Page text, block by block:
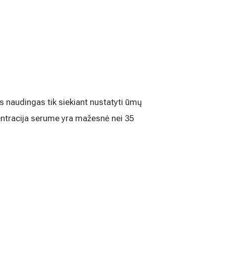
naudingas tik siekiant nustatyti ūmų
serume yra mažesnė nei 35